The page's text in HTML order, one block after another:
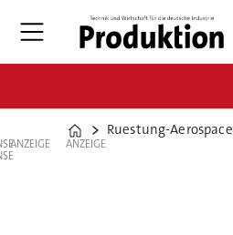
Home
Ruestung-Aerospace
ANZEIGE ANZEIGE